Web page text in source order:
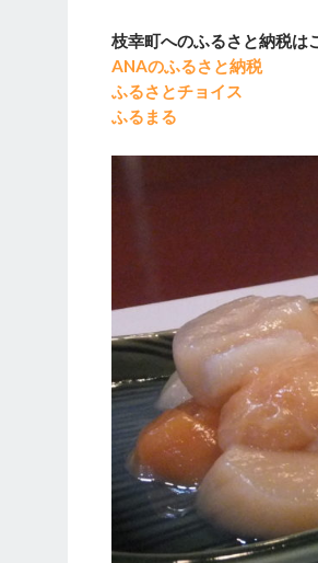
枝幸町へのふるさと納税は
ANAのふるさと納税
ふるさとチョイス
ふるまる